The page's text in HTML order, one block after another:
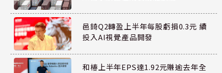
邑錡Q2轉盈上半年每股虧損0.3元 續
投入AI視覺產品開發
和椿上半年EPS達1.92元賺逾去年全